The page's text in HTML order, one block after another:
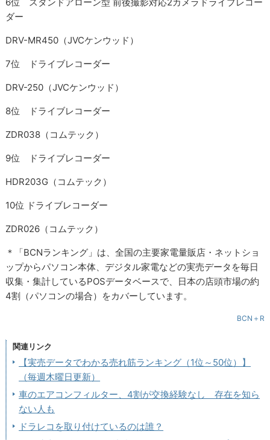
6位 スタンドアローン型 前後撮影対応2カメラドライブレコー
ダー
DRV-MR450（JVCケンウッド）
7位 ドライブレコーダー
DRV-250（JVCケンウッド）
8位 ドライブレコーダー
ZDR038（コムテック）
9位 ドライブレコーダー
HDR203G（コムテック）
10位 ドライブレコーダー
ZDR026（コムテック）
＊「BCNランキング」は、全国の主要家電量販店・ネットショ
ップからパソコン本体、デジタル家電などの実売データを毎日
収集・集計しているPOSデータベースで、日本の店頭市場の約
4割（パソコンの場合）をカバーしています。
BCN＋R
関連リンク
【実売データでわかる売れ筋ランキング（1位～50位）】
（毎週木曜日更新）
車のエアコンフィルター、4割が交換経験なし 存在を知ら
ない人も
ドラレコを取り付けているのは誰？